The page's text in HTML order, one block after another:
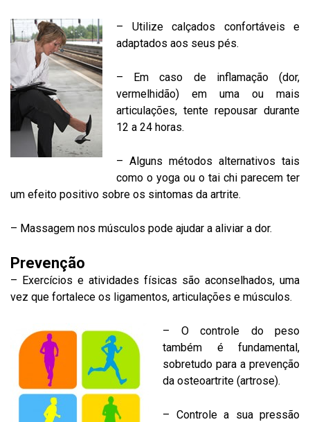
– Utilize calçados confortáveis e
adaptados aos seus pés.
– Em caso de inflamação (dor,
vermelhidão) em uma ou mais
articulações, tente repousar durante
12 a 24 horas.
– Alguns métodos alternativos tais
como o yoga ou o tai chi parecem ter
um efeito positivo sobre os sintomas da artrite.
– Massagem nos músculos pode ajudar a aliviar a dor.
Prevenção
– Exercícios e atividades físicas são aconselhados, uma
vez que fortalece os ligamentos, articulações e músculos.
– O controle do peso
também é fundamental,
sobretudo para a prevenção
da osteoartrite (artrose).
– Controle a sua pressão